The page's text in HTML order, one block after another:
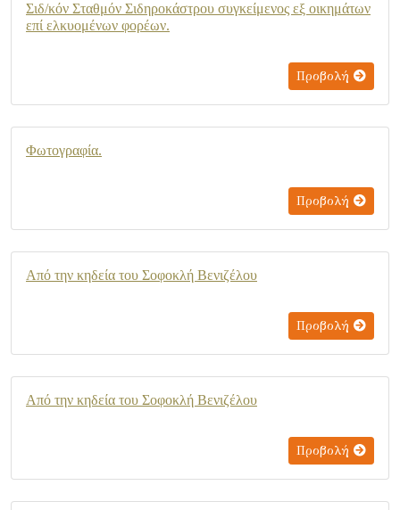
Σιδ/κόν Σταθμόν Σιδηροκάστρου συγκείμενος εξ οικημάτων
επί ελκυομένων φορέων.
Προβολή
Φωτογραφία.
Προβολή
Από την κηδεία του Σοφοκλή Βενιζέλου
Προβολή
Από την κηδεία του Σοφοκλή Βενιζέλου
Προβολή